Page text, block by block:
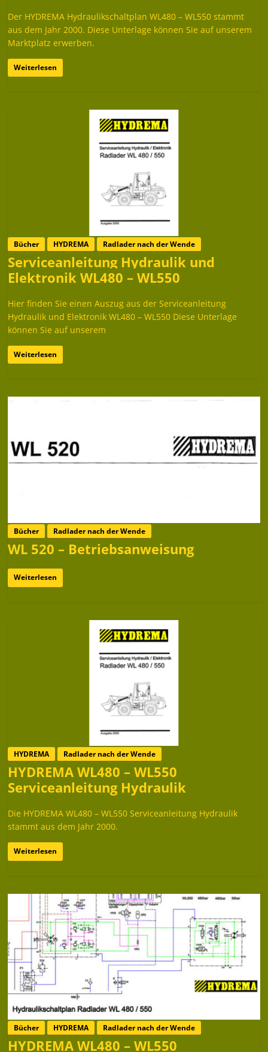
Der HYDREMA Hydraulikschaltplan WL480 – WL550 stammt
aus dem Jahr 2000. Diese Unterlage können Sie auf unserem
Marktplatz erwerben.
Weiterlesen
Bücher HYDREMA Radlader nach der Wende
Serviceanleitung Hydraulik und
Elektronik WL480 – WL550
Hier finden Sie einen Auszug aus der Serviceanleitung
Hydraulik und Elektronik WL480 – WL550 Diese Unterlage
können Sie auf unserem
Weiterlesen
Bücher Radlader nach der Wende
WL 520 – Betriebsanweisung
Weiterlesen
HYDREMA Radlader nach der Wende
HYDREMA WL480 – WL550
Serviceanleitung Hydraulik
Die HYDREMA WL480 – WL550 Serviceanleitung Hydraulik
stammt aus dem Jahr 2000.
Weiterlesen
Bücher HYDREMA Radlader nach der Wende
HYDREMA WL480 – WL550